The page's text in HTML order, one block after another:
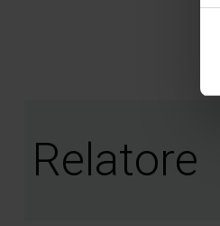
Relatore